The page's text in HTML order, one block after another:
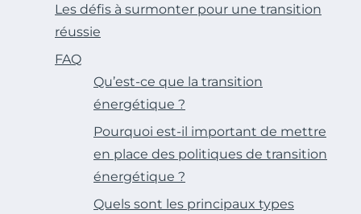
Les défis à surmonter pour une transition
réussie
FAQ
Qu’est-ce que la transition
énergétique ?
Pourquoi est-il important de mettre
en place des politiques de transition
énergétique ?
Quels sont les principaux types